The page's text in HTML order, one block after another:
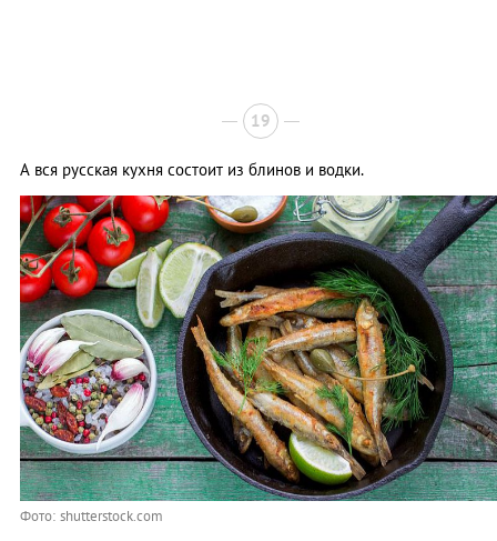
19
А вся русская кухня состоит из блинов и водки.
Фото: shutterstock.com